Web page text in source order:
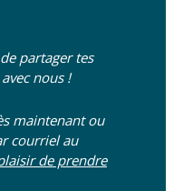
partager tes
nous !
maintenant ou
courriel au
de prendre